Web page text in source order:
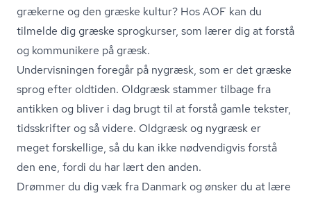
grækerne og den græske kultur? Hos AOF kan du
tilmelde dig græske sprogkurser, som lærer dig at forstå
og kommunikere på græsk.
Undervisningen foregår på nygræsk, som er det græske
sprog efter oldtiden. Oldgræsk stammer tilbage fra
antikken og bliver i dag brugt til at forstå gamle tekster,
tidsskrifter og så videre. Oldgræsk og nygræsk er
meget forskellige, så du kan ikke nødvendigvis forstå
den ene, fordi du har lært den anden.
Drømmer du dig væk fra Danmark og ønsker du at lære